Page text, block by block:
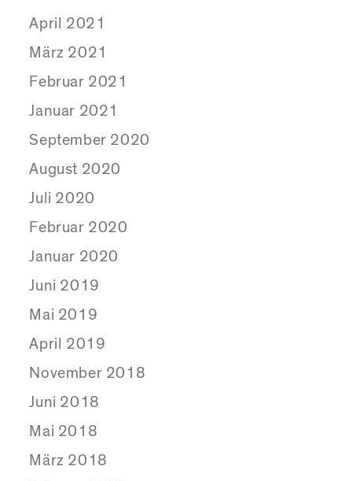
April 2021
März 2021
Februar 2021
Januar 2021
September 2020
August 2020
Juli 2020
Februar 2020
Januar 2020
Juni 2019
Mai 2019
April 2019
November 2018
Juni 2018
Mai 2018
März 2018